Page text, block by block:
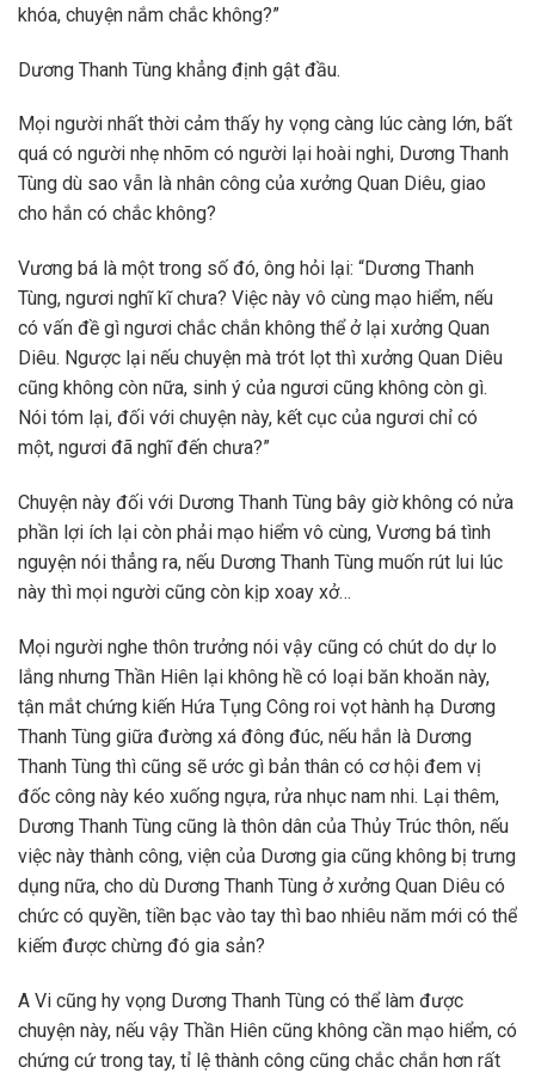
khóa, chuyện nắm chắc không?”
Dương Thanh Tùng khẳng định gật đầu.
Mọi người nhất thời cảm thấy hy vọng càng lúc càng lớn, bất
quá có người nhẹ nhõm có người lại hoài nghi, Dương Thanh
Tùng dù sao vẫn là nhân công của xưởng Quan Diêu, giao
cho hắn có chắc không?
Vương bá là một trong số đó, ông hỏi lại: “Dương Thanh
Tùng, ngươi nghĩ kĩ chưa? Việc này vô cùng mạo hiểm, nếu
có vấn đề gì ngươi chắc chắn không thể ở lại xưởng Quan
Diêu. Ngược lại nếu chuyện mà trót lọt thì xưởng Quan Diêu
cũng không còn nữa, sinh ý của ngươi cũng không còn gì.
Nói tóm lại, đối với chuyện này, kết cục của ngươi chỉ có
một, ngươi đã nghĩ đến chưa?”
Chuyện này đối với Dương Thanh Tùng bây giờ không có nửa
phần lợi ích lại còn phải mạo hiểm vô cùng, Vương bá tình
nguyện nói thẳng ra, nếu Dương Thanh Tùng muốn rút lui lúc
này thì mọi người cũng còn kịp xoay xở…
Mọi người nghe thôn trưởng nói vậy cũng có chút do dự lo
lắng nhưng Thần Hiên lại không hề có loại băn khoăn này,
tận mắt chứng kiến Hứa Tụng Công roi vọt hành hạ Dương
Thanh Tùng giữa đường xá đông đúc, nếu hắn là Dương
Thanh Tùng thì cũng sẽ ước gì bản thân có cơ hội đem vị
đốc công này kéo xuống ngựa, rửa nhục nam nhi. Lại thêm,
Dương Thanh Tùng cũng là thôn dân của Thủy Trúc thôn, nếu
việc này thành công, viện của Dương gia cũng không bị trưng
dụng nữa, cho dù Dương Thanh Tùng ở xưởng Quan Diêu có
chức có quyền, tiền bạc vào tay thì bao nhiêu năm mới có thể
kiếm được chừng đó gia sản?
A Vi cũng hy vọng Dương Thanh Tùng có thể làm được
chuyện này, nếu vậy Thần Hiên cũng không cần mạo hiểm, có
chứng cứ trong tay, tỉ lệ thành công cũng chắc chắn hơn rất